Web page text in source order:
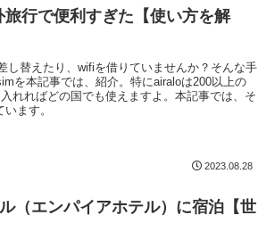
行で便利すぎた【使い方を解
し替えたり、wifiを借りていませんか？そんな手
を本記事では、紹介。特にairaloは200以上の
れればどの国でも使えますよ。本記事では、そ
ます。
2023.08.28
（エンパイアホテル）に宿泊【世